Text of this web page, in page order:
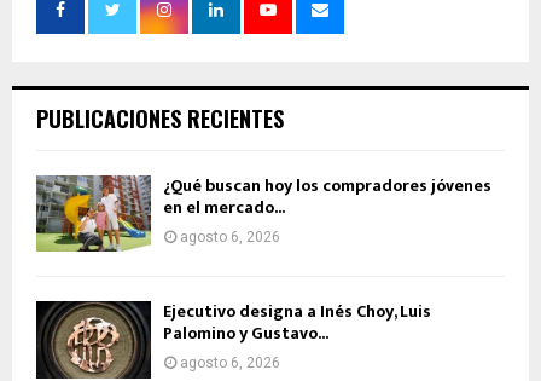
PUBLICACIONES RECIENTES
¿Qué buscan hoy los compradores jóvenes
en el mercado...
agosto 6, 2026
Ejecutivo designa a Inés Choy, Luis
Palomino y Gustavo...
agosto 6, 2026